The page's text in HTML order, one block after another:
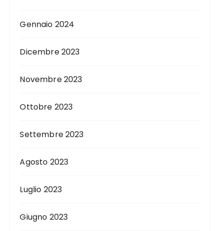
Gennaio 2024
Dicembre 2023
Novembre 2023
Ottobre 2023
Settembre 2023
Agosto 2023
Luglio 2023
Giugno 2023